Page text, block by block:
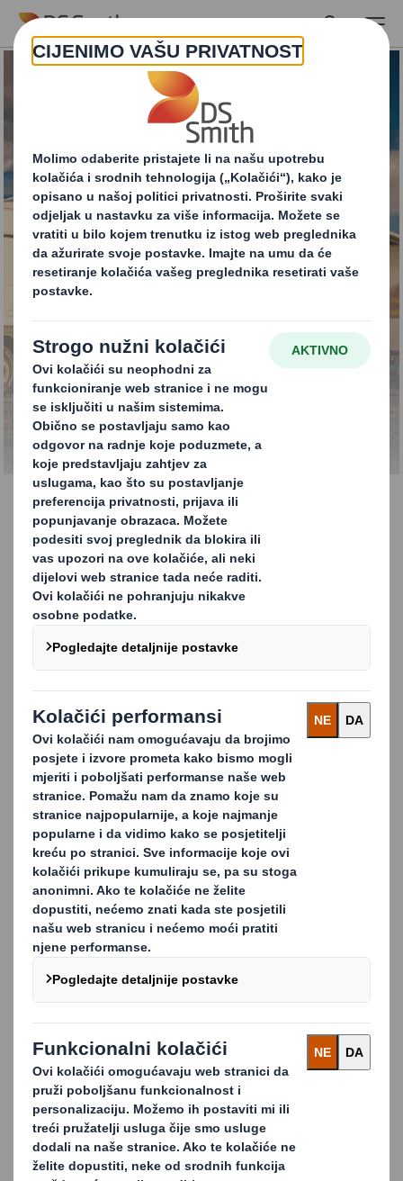
Skip to main content
Usluge opskrbnog
lanca
OBRATITE NAM SE ZA VIŠE
INFORMACIJA O NAŠIM USLUGAMA
OPSKRBNOG LANCA
Usluge opskrbnog lanca
Blisko surađujemo s našim klijentima kako bismo
razumjeli njihove specifične izazove i zahtjeve, od
kraćih vremena realizacije do veličine njihovih zaliha.
Preko inovacija i različitog razmišljanja o našim
uslugama lanca opskrbe razvijamo ispravne strategije
za skraćivanje vremena dostave, poboljšanje
kvalitete, osiguravanje nabave i organiziranje
pouzdanijih dobavljača.
Sve to uz istodobno smanjivanje utjecaja prijevoza na
okoliš.
Mreža opskrbe
Naša mreža opskrbe papirom obuhvaća 14
europskih tvornica papira i dvije tvornice papira u
SAD-u te radimo fleksibilno kako bismo bili sigurni
da ispunjavamo zahtjeve svojih klijenata.